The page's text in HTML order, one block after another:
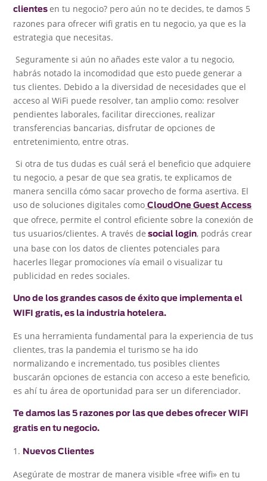
clientesen tu negocio? pero aún no te decides, te damos 5
razones para ofrecer wifi gratis en tu negocio, ya que es la
estrategia que necesitas.
Seguramente si aún no añades este valor a tu negocio,
habrás notado la incomodidad que esto puede generar a
tus clientes. Debido a la diversidad de necesidades que el
acceso al WiFi puede resolver, tan amplio como: resolver
pendientes laborales, facilitar direcciones, realizar
transferencias bancarias, disfrutar de opciones de
entretenimiento, entre otras.
Si otra de tus dudas es cuál será el beneficio que adquiere
tu negocio, a pesar de que sea gratis, te explicamos de
manera sencilla cómo sacar provecho de forma asertiva. El
uso de soluciones digitales como CloudOne Guest Access
que ofrece, permite el control eficiente sobre la conexión de
tus usuarios/clientes. A través de social login, podrás crear
una base con los datos de clientes potenciales para
hacerles llegar promociones vía email o visualizar tu
publicidad en redes sociales.
Uno de los grandes casos de éxito que implementa el
WIFI gratis, es la industria hotelera.
Es una herramienta fundamental para la experiencia de tus
clientes, tras la pandemia el turismo se ha ido
normalizando e incrementado, tus posibles clientes
buscarán opciones de estancia con acceso a este beneficio,
es ahí tu área de oportunidad para ser un diferenciador.
Te damos las 5 razones por las que debes ofrecer WIFI
gratis en tu negocio.
1. Nuevos Clientes
Asegúrate de mostrar de manera visible «free wifi» en tu